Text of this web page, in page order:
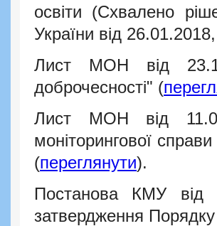
освіти (Схвалено
України від
Лист МОН від
доброчесності" (
Лист МОН від
моніторингової
(переглянути).
Постанова КМУ
затвердження Порядку